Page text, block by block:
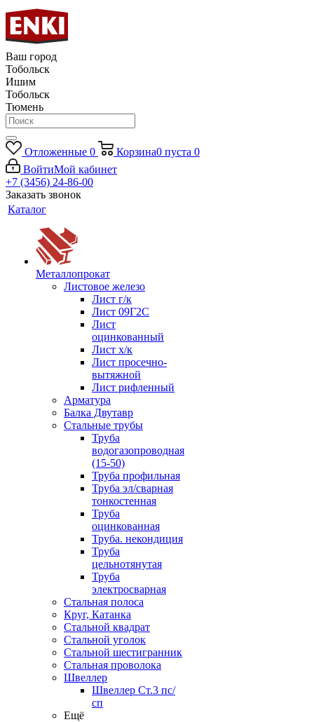
Ваш город
Тобольск
Ишим
Тобольск
Тюмень
Отложенные 0 Корзина0 пуста 0
ВойтиМой кабинет
+7 (3456) 24-86-00
Заказать звонок
Каталог
Металлопрокат
Листовое железо
Лист г/к
Лист 09Г2С
Лист
оцинкованный
Лист х/к
Лист просечно-
вытяжной
Лист рифленный
Арматура
Балка Двутавр
Стальные трубы
Труба
водогазопроводная
(15-50)
Труба профильная
Труба эл/сварная
тонкостенная
Труба
оцинкованная
Труба. некондиция
Труба
цельнотянутая
Труба
электросварная
Стальная полоса
Круг, Катанка
Стальной квадрат
Стальной уголок
Стальной шестигранник
Стальная проволока
Швеллер
Швеллер Ст.3 пс/
сп
Ещё